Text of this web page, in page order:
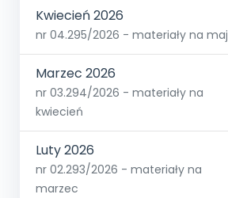
Kwiecień 2026
nr 04.295/2026 - materiały na maj
Marzec 2026
nr 03.294/2026 - materiały na
kwiecień
Luty 2026
nr 02.293/2026 - materiały na
marzec